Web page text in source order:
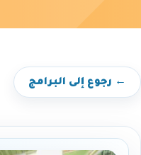
← رجوع إلى البرامج